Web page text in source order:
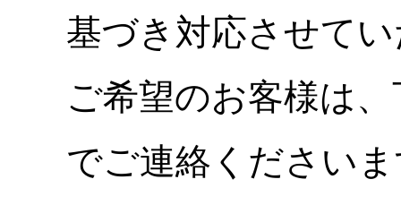
基づき対応させて
ご希望のお客様は
でご連絡ください